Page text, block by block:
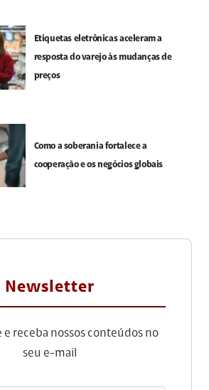
Etiquetas eletrônicas aceleram a
resposta do varejo às mudanças de
preços
Como a soberania fortalece a
cooperação e os negócios globais
Newsletter
e receba nossos conteúdos no
seu e-mail